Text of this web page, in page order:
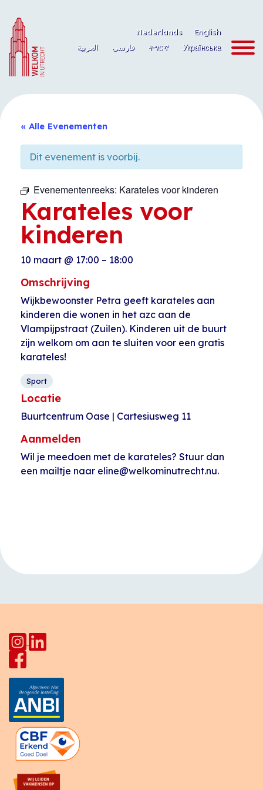
naar
de
inhoud
Nederlands
English
العربية
فارسی ትግርኛ Українська
« Alle Evenementen
Dit evenement is voorbij.
Evenementenreeks: Karateles voor kinderen
Karateles voor
kinderen
10 maart @ 17:00 – 18:00
Omschrijving
Wijkbewoonster Petra geeft karateles aan
kinderen die wonen in het azc aan de
Vlampijpstraat (Zuilen). Kinderen uit de buurt
zijn welkom om aan te sluiten voor een gratis
karateles!
Sport
Locatie
Buurtcentrum Oase | Cartesiusweg 11
Aanmelden
Wil je meedoen met de karateles? Stuur dan
een mailtje naar eline@welkominutrecht.nu.